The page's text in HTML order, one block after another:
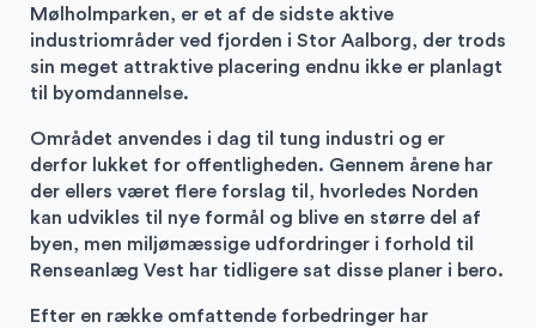
Mølholmparken, er et af de sidste aktive
industriområder ved fjorden i Stor Aalborg, der trods
sin meget attraktive placering endnu ikke er planlagt
til byomdannelse.
Området anvendes i dag til tung industri og er
derfor lukket for offentligheden. Gennem årene har
der ellers været flere forslag til, hvorledes Norden
kan udvikles til nye formål og blive en større del af
byen, men miljømæssige udfordringer i forhold til
Renseanlæg Vest har tidligere sat disse planer i bero.
Efter en række omfattende forbedringer har